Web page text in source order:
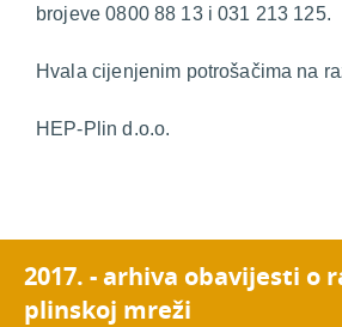
brojeve 0800 88 13 i 031 213 125.
Hvala cijenjenim potrošačima na
HEP-Plin d.o.o.
2017. - arhiva obavijesti o
plinskoj mreži